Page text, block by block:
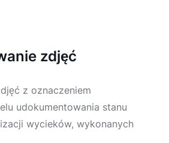
zdjęć
z oznaczeniem
udokumentowania stanu
wycieków, wykonanych